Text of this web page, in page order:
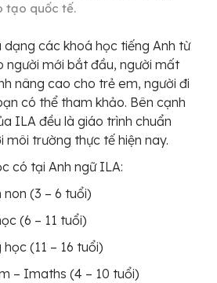
tạo quốc tế.
các khoá học tiếng Anh từ
người mới bắt đầu, người mất
nâng cao cho trẻ em, người đi
có thể tham khảo. Bên cạnh
ILA đều là giáo trình chuẩn
môi trường thực tế hiện nay.
có tại Anh ngữ ILA:
(3 – 6 tuổi)
(6 – 11 tuổi)
(11 – 16 tuổi)
– Imaths (4 – 10 tuổi)